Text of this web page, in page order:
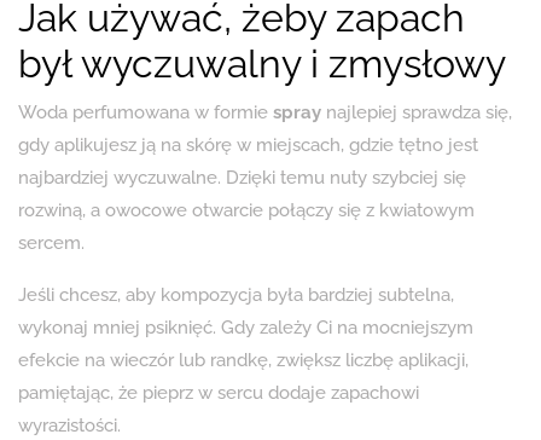
Jak używać, żeby zapach
był wyczuwalny i zmysłowy
Woda perfumowana w formie spray najlepiej sprawdza się,
gdy aplikujesz ją na skórę w miejscach, gdzie tętno jest
najbardziej wyczuwalne. Dzięki temu nuty szybciej się
rozwiną, a owocowe otwarcie połączy się z kwiatowym
sercem.
Jeśli chcesz, aby kompozycja była bardziej subtelna,
wykonaj mniej psiknięć. Gdy zależy Ci na mocniejszym
efekcie na wieczór lub randkę, zwiększ liczbę aplikacji,
pamiętając, że pieprz w sercu dodaje zapachowi
wyrazistości.